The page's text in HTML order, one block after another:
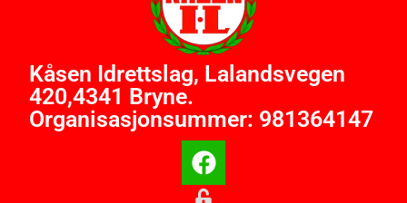
Kåsen Idrettslag, Lalandsvegen
420,4341 Bryne.
Organisasjonsummer: 981364147